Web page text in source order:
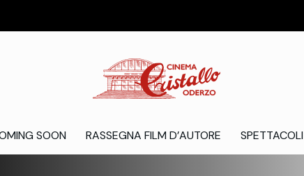
SOON RASSEGNA FILM D’AUTORE SPETTACOLI